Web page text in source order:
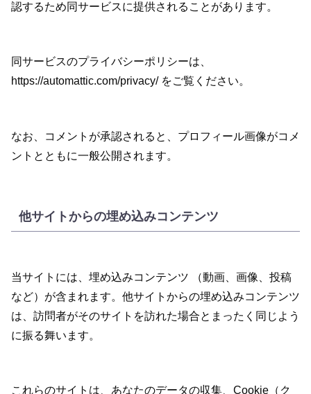
認するため同サービスに提供されることがあります。
同サービスのプライバシーポリシーは、
https://automattic.com/privacy/ をご覧ください。
なお、コメントが承認されると、プロフィール画像がコメ
ントとともに一般公開されます。
他サイトからの埋め込みコンテンツ
当サイトには、埋め込みコンテンツ （動画、画像、投稿
など）が含まれます。他サイトからの埋め込みコンテンツ
は、訪問者がそのサイトを訪れた場合とまったく同じよう
に振る舞います。
これらのサイトは、あなたのデータの収集、Cookie（ク